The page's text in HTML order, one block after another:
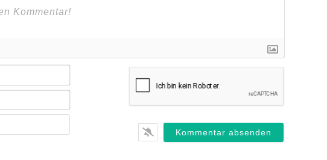
Name*
E-